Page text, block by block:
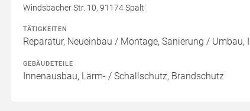
Windsbacher Str. 10, 91174 Spalt
TÄTIGKEITEN
Reparatur, Neueinbau / Montage, Sanierung / Umbau,
GEBÄUDETEILE
Innenausbau, Lärm- / Schallschutz, Brandschutz